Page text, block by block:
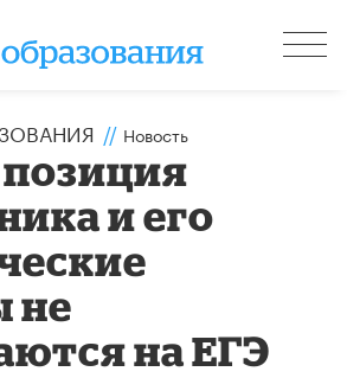
// Новость
и его
не
на ЕГЭ